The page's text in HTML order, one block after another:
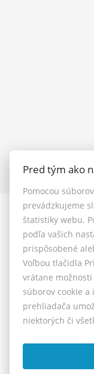
©
Vašinova 125/61,
Pred tým ako
Pomocou
prevádzkujeme
štatistiky webu.
podľa vašich
prispôsobené
Voľbou tlačidla
vrátane
súborov cookie
prehliadača
niektorých či